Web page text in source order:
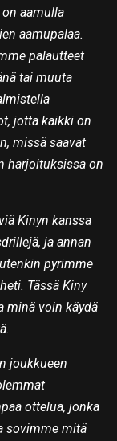
aamulla
aamupalaa.
palautteet
tai muuta
jotta kaikki on
missä saavat
harjoituksissa on
Kinyn kanssa
ja annan
pyrimme
Tässä Kiny
minä voin käydä
joukkueen
ottelua, jonka
sovimme mitä